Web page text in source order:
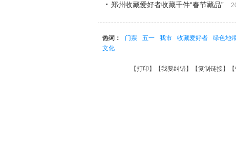
郑州收藏爱好者收藏千件“春节藏品”
热词： 门票 五一 我市 收藏爱好者 绿色地
文化
【打印 】【我要纠错】【复制链接】【